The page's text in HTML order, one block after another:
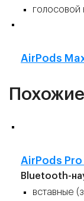
голосовой
AirPods
AirPods Pro
Bluetooth-
вставные